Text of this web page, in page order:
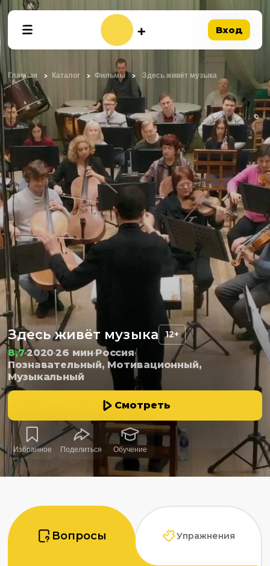
Вход
Главная Каталог Фильмы Здесь живёт музыка
Здесь живёт музыка 12+
8,7202026 минРоссия
Познавательный, Мотивационный,
Музыкальный
Смотреть
Избранное Поделиться Обучение
Вопросы Упражнения